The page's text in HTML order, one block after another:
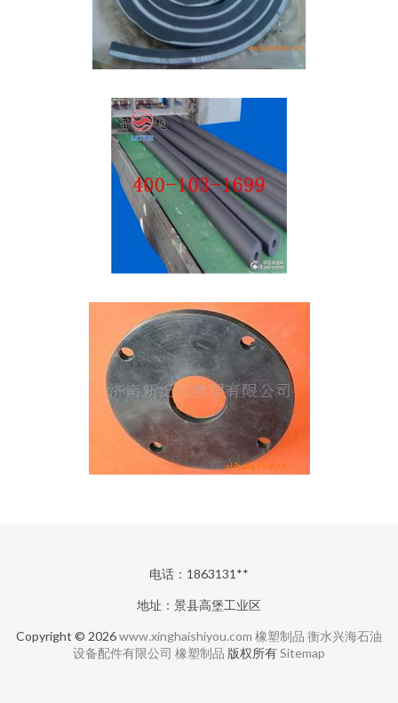
电话：1863131**
地址：景县高堡工业区
Copyright © 2026www.xinghaishiyou.com 橡塑制品 衡水兴海石油
设备配件有限公司 橡塑制品 版权所有Sitemap